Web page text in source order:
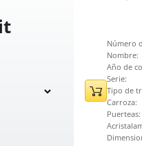
Número
Nombre:
Año de
Serie:
Tipo de
Carroza:
Puerteas: